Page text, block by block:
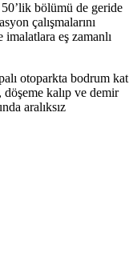
50’lik bölümü de geride
çalışmalarını
eş zamanlı
otoparkta bodrum kat
döşeme kalıp ve demir
aralıksız